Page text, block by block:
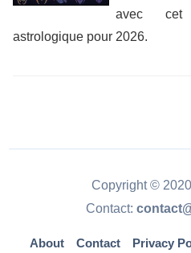
avec cet
astrologique pour 2026.
Copyright ©
Contact:
About Contact Privacy